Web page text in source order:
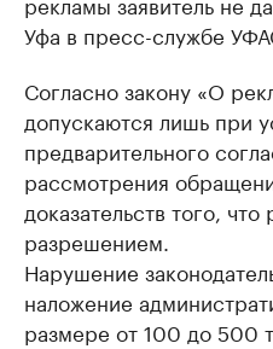
Уфа в пресс-службе
Согласно закону «О
допускаются лишь при
предварительного
рассмотрения
доказательств того,
разрешением.
Нарушение
наложение
размере от 100 до 500